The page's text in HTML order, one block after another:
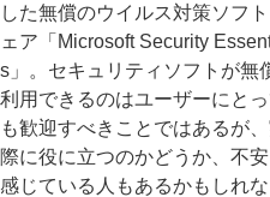
した無償のウイルス対策ソフ
ェア「Microsoft Security
s」。セキュリティソフトが無
利用できるのはユーザーにとっ
も歓迎すべきことではあるが
際に役に立つのかどうか、不
感じている人もあるかもしれな